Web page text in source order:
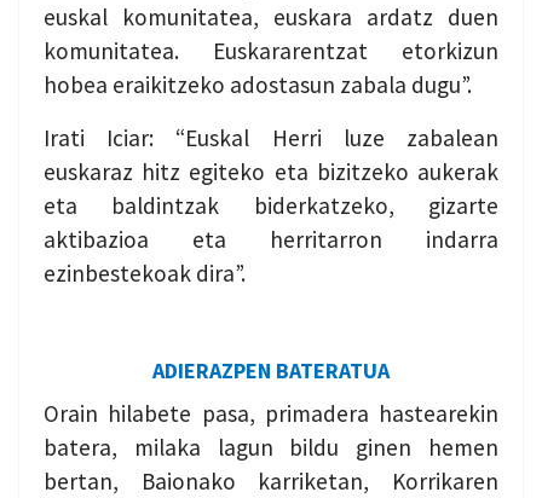
euskal komunitatea, euskara ardatz duen
komunitatea. Euskararentzat etorkizun
hobea eraikitzeko adostasun zabala dugu”.
Irati Iciar: “Euskal Herri luze zabalean
euskaraz hitz egiteko eta bizitzeko aukerak
eta baldintzak biderkatzeko, gizarte
aktibazioa eta herritarron indarra
ezinbestekoak dira”.
ADIERAZPEN BATERATUA
Orain hilabete pasa, primadera hastearekin
batera, milaka lagun bildu ginen hemen
bertan, Baionako karriketan, Korrikaren